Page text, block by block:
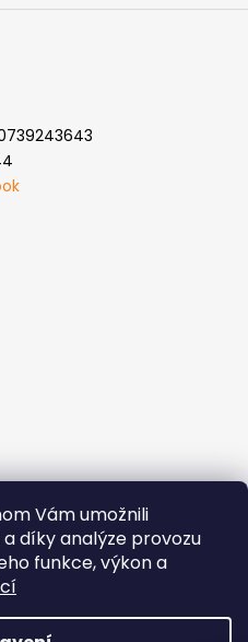
Vám umožnili
díky analýze provozu
funkce, výkon a
u